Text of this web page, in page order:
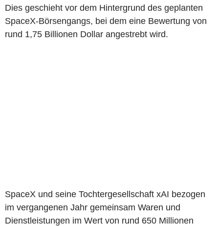
Dies geschieht vor dem Hintergrund des geplanten
SpaceX-Börsengangs, bei dem eine Bewertung von
rund 1,75 Billionen Dollar angestrebt wird.
SpaceX und seine Tochtergesellschaft xAI bezogen
im vergangenen Jahr gemeinsam Waren und
Dienstleistungen im Wert von rund 650 Millionen